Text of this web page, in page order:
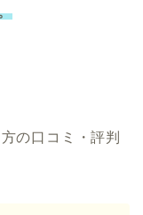
の口コミ・評判